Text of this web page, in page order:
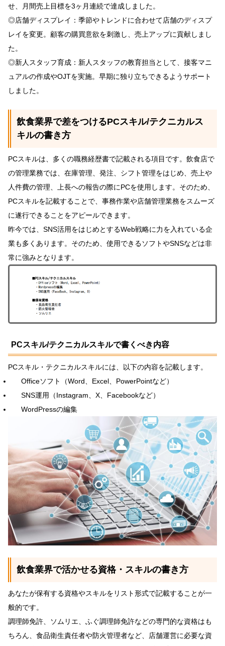
せ、月間売上目標を3ヶ月連続で達成しました。
◎店舗ディスプレイ：季節やトレンドに合わせて店舗のディスプ
レイを変更。顧客の購買意欲を刺激し、売上アップに貢献しまし
た。
◎新人スタッフ育成：新人スタッフの教育担当として、接客マニ
ュアルの作成やOJTを実施。早期に独り立ちできるようサポート
しました。
飲食業界で差をつけるPCスキル/テクニカルス
キルの書き方
PCスキルは、多くの職務経歴書で記載される項目です。飲食店で
の管理業務では、在庫管理、発注、シフト管理をはじめ、売上や
人件費の管理、上長への報告の際にPCを使用します。そのため、
PCスキルを記載することで、事務作業や店舗管理業務をスムーズ
に遂行できることをアピールできます。
昨今では、SNS活用をはじめとするWeb戦略に力を入れている企
業も多くあります。そのため、使用できるソフトやSNSなどは非
常に強みとなります。
PCスキル/テクニカルスキルで書くべき内容
PCスキル・テクニカルスキルには、以下の内容を記載します。
Officeソフト（Word、Excel、PowerPointなど）
SNS運用（Instagram、X、Facebookなど）
WordPressの編集
飲食業界で活かせる資格・スキルの書き方
あなたが保有する資格やスキルをリスト形式で記載することが一
般的です。
調理師免許、ソムリエ、ふぐ調理師免許などの専門的な資格はも
ちろん、食品衛生責任者や防火管理者など、店舗運営に必要な資